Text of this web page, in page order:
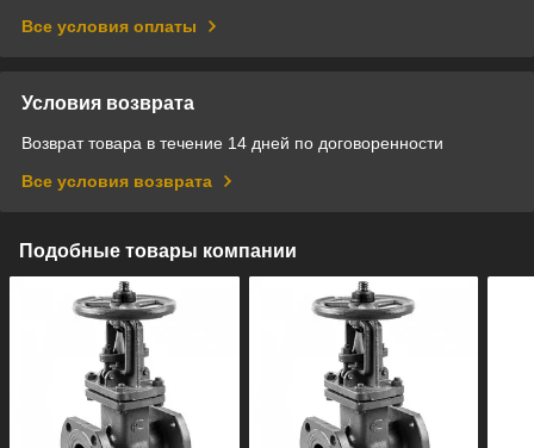
Все условия оплаты
Условия возврата
Возврат товара в течение 14 дней по договоренности
Все условия возврата
Подобные товары компании